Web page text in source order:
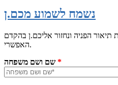
נשמח לשמוע מכם.ן
הפניה ונחזור אליכם.ן בהקדם
האפשרי.
*